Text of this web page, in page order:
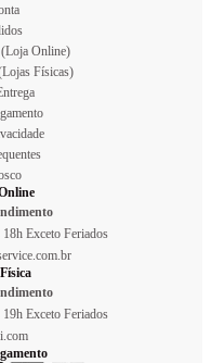
Online)
Físicas)
18h Exceto Feriados
19h Exceto Feriados